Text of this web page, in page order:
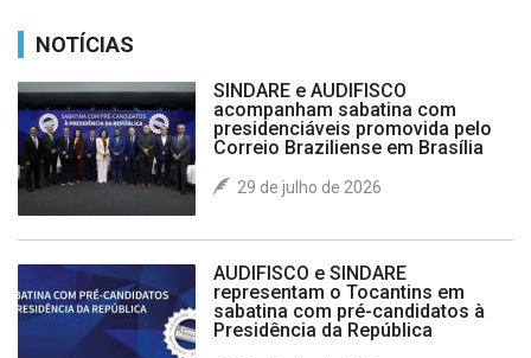
NOTÍCIAS
SINDARE e AUDIFISCO
acompanham sabatina com
presidenciáveis promovida pelo
Correio Braziliense em Brasília
29 de julho de 2026
AUDIFISCO e SINDARE
representam o Tocantins em
sabatina com pré-candidatos à
Presidência da República